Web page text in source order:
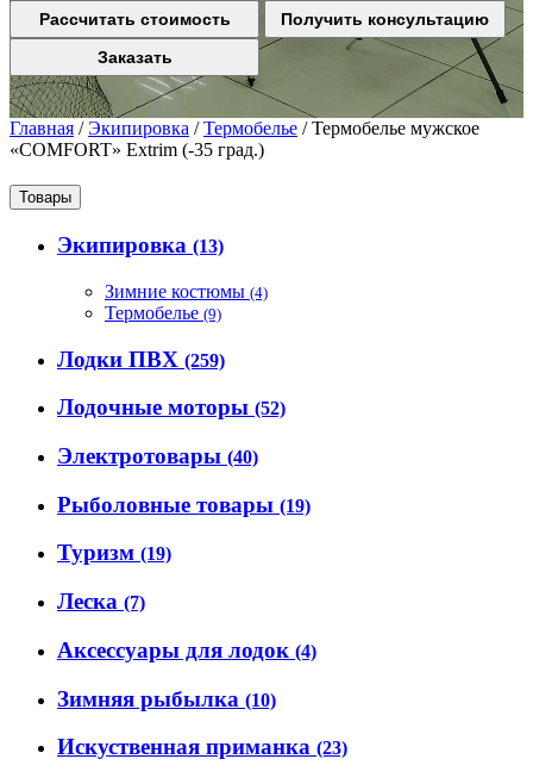
Рассчитать стоимость
Получить консультацию
Заказать
Главная /Экипировка /Термобелье /Термобелье мужское
«COMFORT» Extrim (-35 град.)
Товары
Экипировка (13)
Зимние костюмы (4)
Термобелье (9)
Лодки ПВХ (259)
Лодочные моторы (52)
Электротовары (40)
Рыболовные товары (19)
Туризм (19)
Леска (7)
Аксессуары для лодок (4)
Зимняя рыбылка (10)
Искуственная приманка (23)